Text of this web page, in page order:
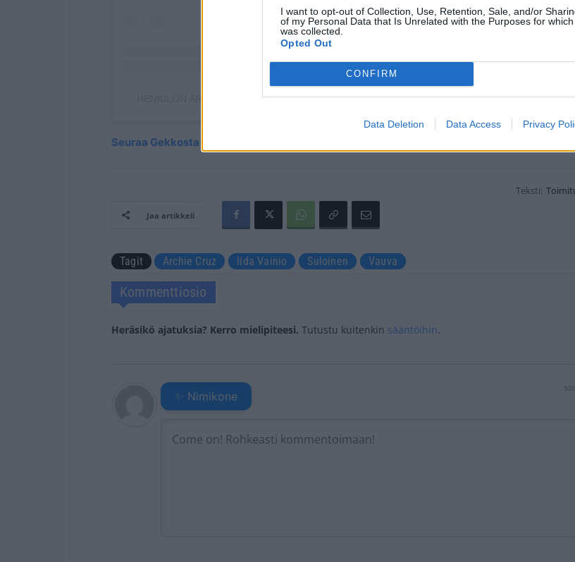
I want to opt-out of Collection, Use, Retention, Sale, and/or
of my Personal Data that Is Unrelated with the Purposes for
was collected.
Opted Out
CONFIRM
Data Deletion Data Access Privacy
HENKILÖN ARTTU KUOSMANEN (@ARCHIECRUZZ) JAKAMA JULKAISU
Seuraa Gekkosta Instagramissa
Teksti:
Jaa artikkeli
Tagit Archie Cruz Iida Vainio Suloinen Vauva
Kommenttiosio
Heräsikö ajatuksia? Kerro mielipiteesi. Tutustu kuitenkin sääntöihin.
✨ Nimikone